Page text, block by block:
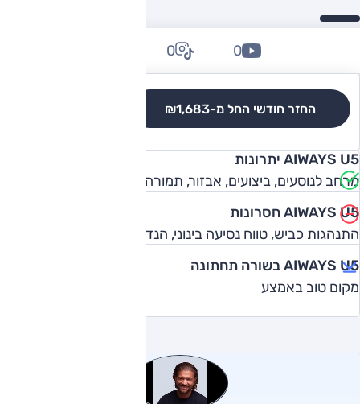
החזר חודשי החל מ-₪1,683
0
0
AIWAYS U5 יתרונות
מרחב לנוסעים, ביצועים, אבזור, תמורה למחיר, נוחות נסיעה
AIWAYS U5 חסרונות
התנהגות כביש, טווח נסיעה בינוני, הנדסת אנוש
AIWAYS U5 בשורה תחתונה
מקום טוב באמצע